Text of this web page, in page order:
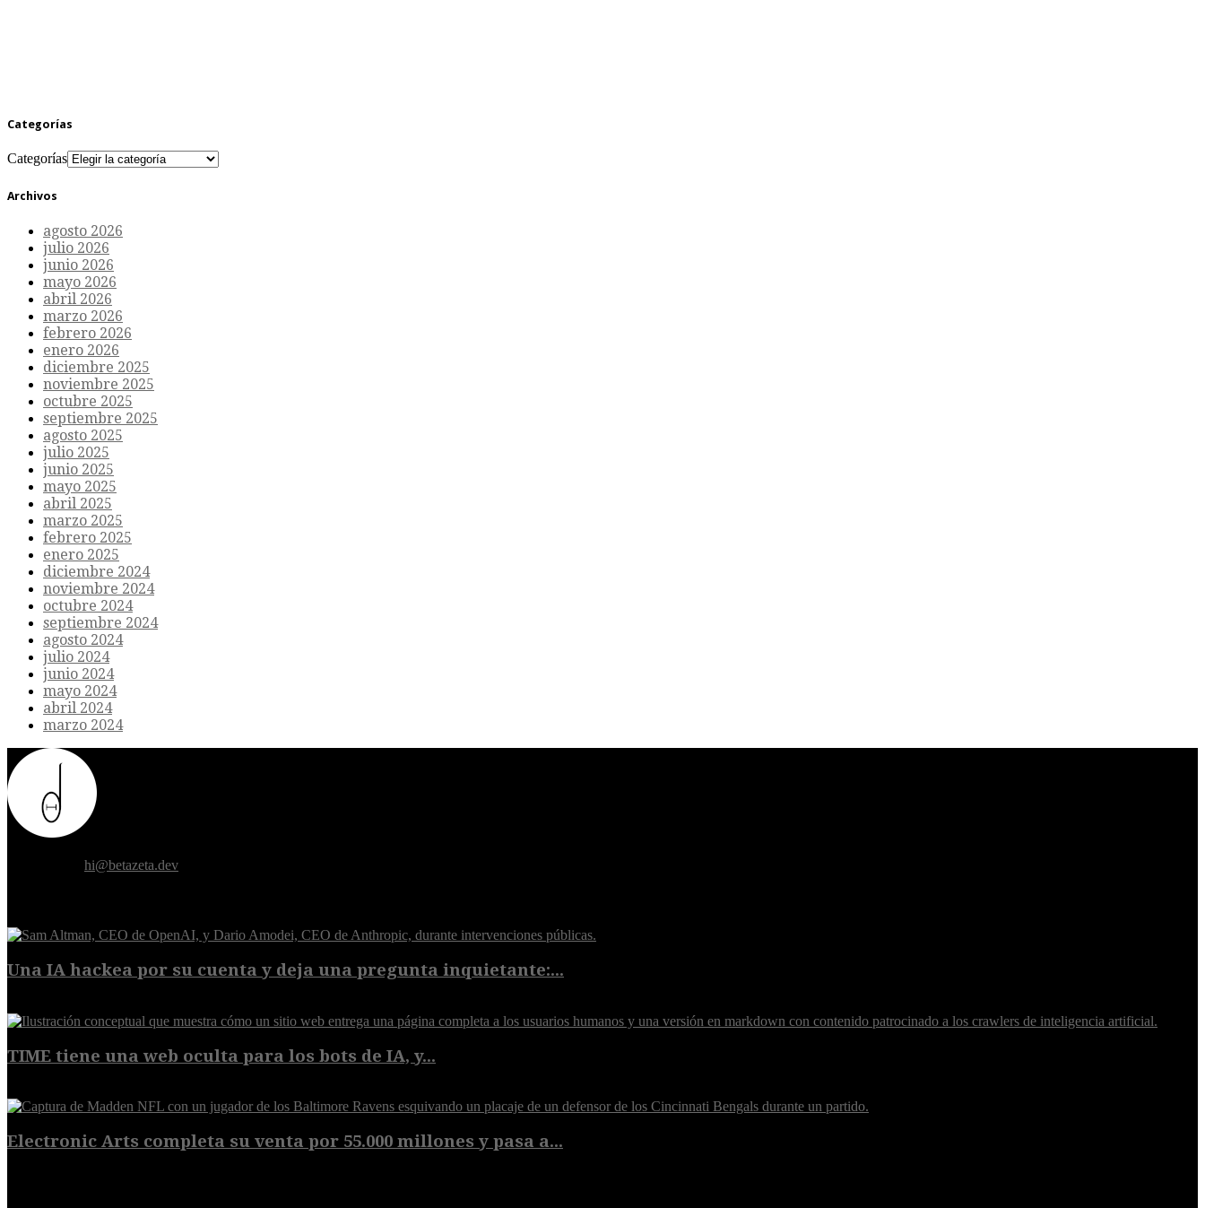
Categorías
Categorías
Archivos
agosto 2026
julio 2026
junio 2026
mayo 2026
abril 2026
marzo 2026
febrero 2026
enero 2026
diciembre 2025
noviembre 2025
octubre 2025
septiembre 2025
agosto 2025
julio 2025
junio 2025
mayo 2025
abril 2025
marzo 2025
febrero 2025
enero 2025
diciembre 2024
noviembre 2024
octubre 2024
septiembre 2024
agosto 2024
julio 2024
junio 2024
mayo 2024
abril 2024
marzo 2024
hi@betazeta.dev
Una IA hackea por su cuenta y deja una pregunta inquietante:...
TIME tiene una web oculta para los bots de IA, y...
Electronic Arts completa su venta por 55.000 millones y pasa a...